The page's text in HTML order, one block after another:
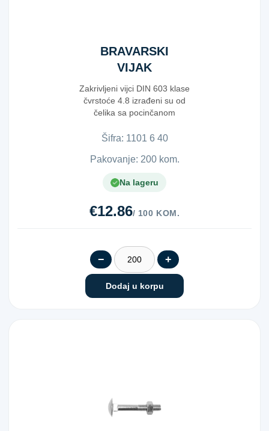
BRAVARSKI
VIJAK
603+MAT.6X40
Zakrivljeni vijci DIN 603 klase
čvrstoće 4.8 izrađeni su od
čelika sa pocinčanom
Šifra: 1​1​0​1​ ​6​ ​4​0​
Pakovanje: 200 kom.
Na lageru
€12.86/ 100 KOM.
− +
Dodaj u korpu